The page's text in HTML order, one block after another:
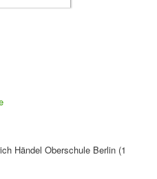
Händel Oberschule Berlin (1